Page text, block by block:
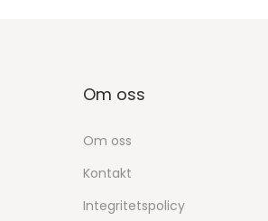
Om oss
Om oss
Kontakt
Integritetspolicy